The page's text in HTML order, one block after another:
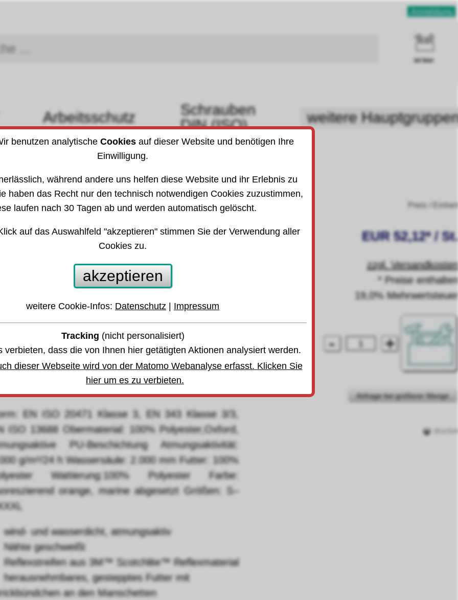
Anmeldung
ist leer
Arbeitsschutz
Schrauben
DIN (ISO)
weitere
Arbeitsbekleidung8010»
Preis / Einheit
Parka 2IN1 Gr.L "Alexander" orange
u. Garantie
bis Donnerstag, den 13. August 2026
EN ISO 20471 Klasse 3, EN 343 Klasse 3/3,
ISO 13688 Obermaterial: 100% Polyester,Oxford,
PU-Beschichtung Atmungsaktivität:
g/m²/24 h Wassersäule: 2.000 mm Futter: 100%
Wattierung:100% Polyester Farbe:
orange, marine abgesetzt Größen: S–
wind- und wasserdicht, atmungsaktiv
Nähte geschweißt
Reflexstreifen aus 3M™ Scotchlite™ Reflexmaterial
herausnehmbares, gestepptes Futter mit
an den Manschetten
EUR 52,12* / St.
zzgl. Versandkosten
* Preise enthalten
19,0% Mehrwertsteuer
Anfrage bei größerer Menge
benutzen analytische Cookiesauf dieser Website und benötigen Ihre
Einwilligung.
während andere uns helfen diese Website und ihr Erlebnis zu
haben das Recht nur den technisch notwendigen Cookies zuzustimmen,
laufen nach 30 Tagen ab und werden automatisch gelöscht.
auf das Auswahlfeld "akzeptieren" stimmen Sie der Verwendung aller
Cookies zu.
akzeptieren
weitere Cookie-Infos: Datenschutz | Impressum
Tracking (nicht personalisiert)
verbieten, dass die von Ihnen hier getätigten Aktionen analysiert werden.
dieser Webseite wird von der Matomo Webanalyse erfasst. Klicken Sie
hier um es zu verbieten.